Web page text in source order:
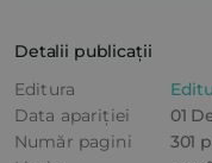
Detalii publicații
Editura
Data apariției
01
Număr pagini
301